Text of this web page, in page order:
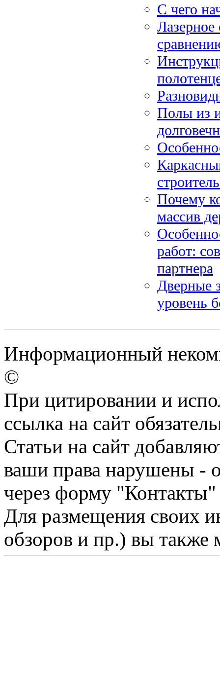
С чего
Лазерное
Полы из
Почему
массив
работ:
партнера
Дверные
уровень
Информационный
©
При цитировании и
ссылка на сайт
Статьи на сайт
ваши права нарушены -
через форму "Контакты"
Для размещения своих
обзоров и пр.) вы также